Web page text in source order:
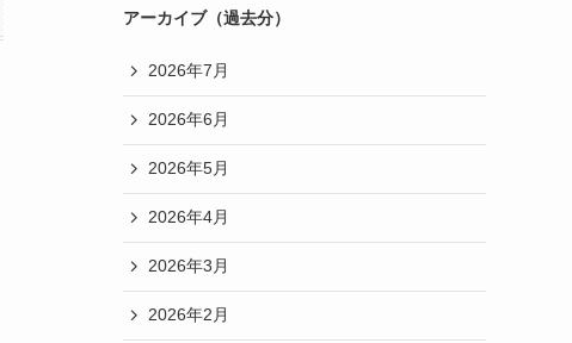
アーカイブ（過去分）
2026年7月
2026年6月
2026年5月
2026年4月
2026年3月
2026年2月